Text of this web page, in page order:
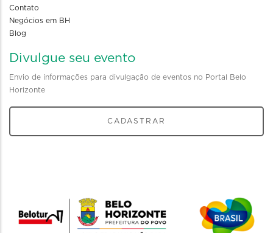
Contato
Negócios em BH
Blog
Divulgue seu evento
Envio de informações para divulgação de eventos no Portal Belo
Horizonte
CADASTRAR